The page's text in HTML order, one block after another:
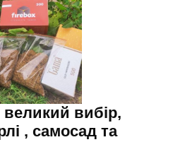
вибір,
, самосад та